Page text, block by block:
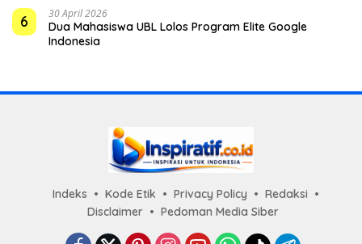
6 30 April 2026
Dua Mahasiswa UBL Lolos Program Elite Google
Indonesia
Indeks Kode Etik Privacy Policy
Redaksi
Disclaimer
Pedoman Media Siber